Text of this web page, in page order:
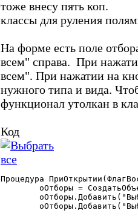
тоже внесу пять коп.
классы для руления
На форме есть поле
всем" справа. При
всем". При нажатии на
нужного типа и вида.
функционал утолкан в
Код
Процедура